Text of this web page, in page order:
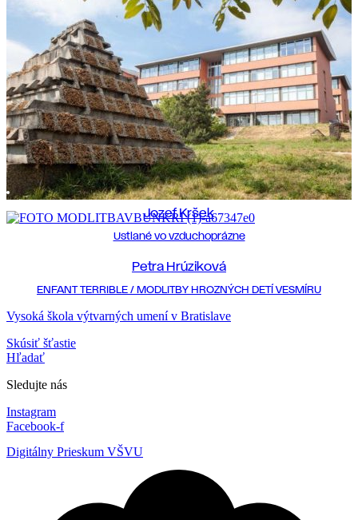
Jozef Kršek
Ustlané vo vzduchoprázne
Petra Hrúziková
ENFANT TERRIBLE / MODLITBY HROZNÝCH DETÍ VESMÍRU
Vysoká škola výtvarných umení v Bratislave
Skúsiť šťastie
Hľadať
Sledujte nás
Instagram
Facebook-f
Digitálny Prieskum VŠVU